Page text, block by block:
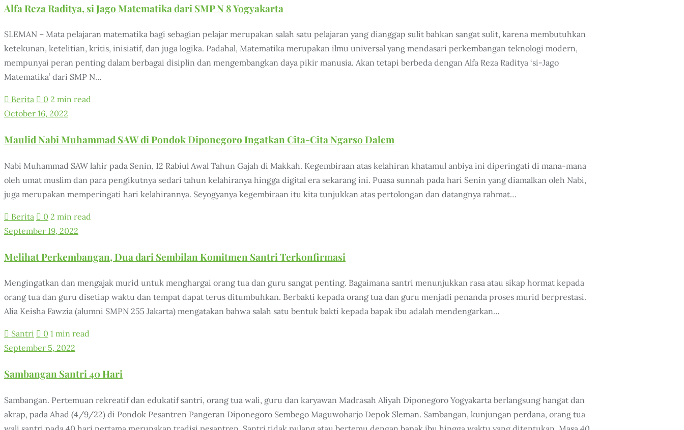
Alfa Reza Raditya, si Jago Matematika dari SMP N 8 Yogyakarta
SLEMAN – Mata pelajaran matematika bagi sebagian pelajar merupakan salah satu pelajaran yang dianggap sulit bahkan sangat sulit, karena membutuhkan
ketekunan, ketelitian, kritis, inisiatif, dan juga logika. Padahal, Matematika merupakan ilmu universal yang mendasari perkembangan teknologi modern,
mempunyai peran penting dalam berbagai disiplin dan mengembangkan daya pikir manusia. Akan tetapi berbeda dengan Alfa Reza Raditya ‘si-Jago
Matematika’ dari SMP N…
Berita 0 2 min read
October 16, 2022
Maulid Nabi Muhammad SAW di Pondok Diponegoro Ingatkan Cita-Cita Ngarso Dalem
Nabi Muhammad SAW lahir pada Senin, 12 Rabiul Awal Tahun Gajah di Makkah. Kegembiraan atas kelahiran khatamul anbiya ini diperingati di mana-mana
oleh umat muslim dan para pengikutnya sedari tahun kelahiranya hingga digital era sekarang ini. Puasa sunnah pada hari Senin yang diamalkan oleh Nabi,
juga merupakan memperingati hari kelahirannya. Seyogyanya kegembiraan itu kita tunjukkan atas pertolongan dan datangnya rahmat…
Berita 0 2 min read
September 19, 2022
Melihat Perkembangan, Dua dari Sembilan Komitmen Santri Terkonfirmasi
Mengingatkan dan mengajak murid untuk menghargai orang tua dan guru sangat penting. Bagaimana santri menunjukkan rasa atau sikap hormat kepada
orang tua dan guru disetiap waktu dan tempat dapat terus ditumbuhkan. Berbakti kepada orang tua dan guru menjadi penanda proses murid berprestasi.
Alia Keisha Fawzia (alumni SMPN 255 Jakarta) mengatakan bahwa salah satu bentuk bakti kepada bapak ibu adalah mendengarkan…
Santri 0 1 min read
September 5, 2022
Sambangan Santri 40 Hari
Sambangan. Pertemuan rekreatif dan edukatif santri, orang tua wali, guru dan karyawan Madrasah Aliyah Diponegoro Yogyakarta berlangsung hangat dan
akrap, pada Ahad (4/9/22) di Pondok Pesantren Pangeran Diponegoro Sembego Maguwoharjo Depok Sleman. Sambangan, kunjungan perdana, orang tua